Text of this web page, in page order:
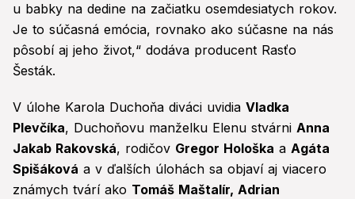
u babky na dedine na začiatku osemdesiatych rokov.
Je to súčasná emócia, rovnako ako súčasne na nás
pôsobí aj jeho život,“ dodáva producent Rasťo
Šesták.
V úlohe Karola Duchoňa diváci uvidia Vladka
Plevčíka, Duchoňovu manželku Elenu stvárni Anna
Jakab Rakovská, rodičov Gregor Hološka a Agáta
Spišáková a v ďalších úlohách sa objaví aj viacero
známych tvárí ako Tomáš Maštalír, Adrian